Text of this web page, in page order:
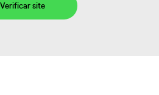
Verificar site